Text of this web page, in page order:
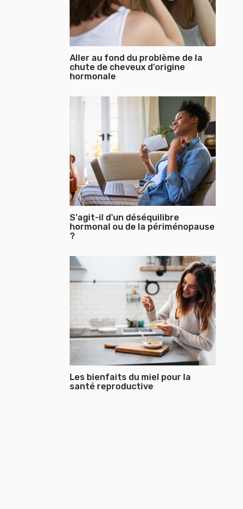
Aller au fond du problème de la
chute de cheveux d'origine
hormonale
S'agit-il d'un déséquilibre
hormonal ou de la périménopause
?
Les bienfaits du miel pour la
santé reproductive